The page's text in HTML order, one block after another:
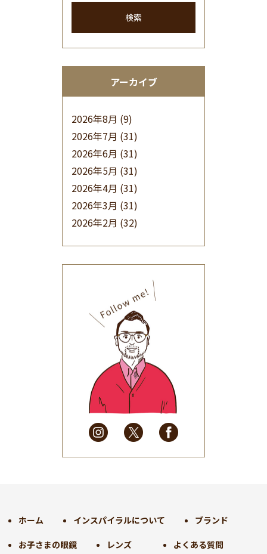
検索
アーカイブ
2026年8月 (9)
2026年7月 (31)
2026年6月 (31)
2026年5月 (31)
2026年4月 (31)
2026年3月 (31)
2026年2月 (32)
(32)
2025年9月(30)
2025年8月(31)
2025年7月(37)
2025年6月(48)
2025年5月
(41)
2025年4月
(32)
2025年3月(31)
2025年2月
(28)
2024年9月(30)
2024年7月(31)
ホーム インスパイラルについて ブランド
お子さまの眼鏡 レンズ よくある質問